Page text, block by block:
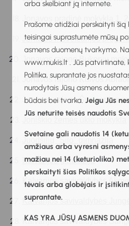
arba skelbiant ją internete.
Prašome atidžiai perskaityti šią
teisingai suprastumėte mūsų
asmens duomenų tvarkymo.
www.mukis.lt . Jūs patvirtinate,
Politika, suprantate jos
nurodytais Jūsų asmens
būdais bei tvarka. Jeigu Jūs
Jūs neturite teisės naudotis
Svetaine gali naudotis 14
amžiaus arba vyresni
mažiau nei 14 (keturiolika)
perskaityti šias Politikos
tėvais arba globėjais ir
suprantate.
KAS YRA JŪSŲ ASMENS
Jonavos r. Šveicarijos
Jonavos rajono Bukonių
Jonavos rajono Kulvos
Jonavos rajono Šveicarijos
Juodšilių "Šilo" gimnazija
Kalvarijos gimnazija
Kalvarijos savivaldybės
Kalvarijos savivaldybės
Kalvarijos savivaldybės